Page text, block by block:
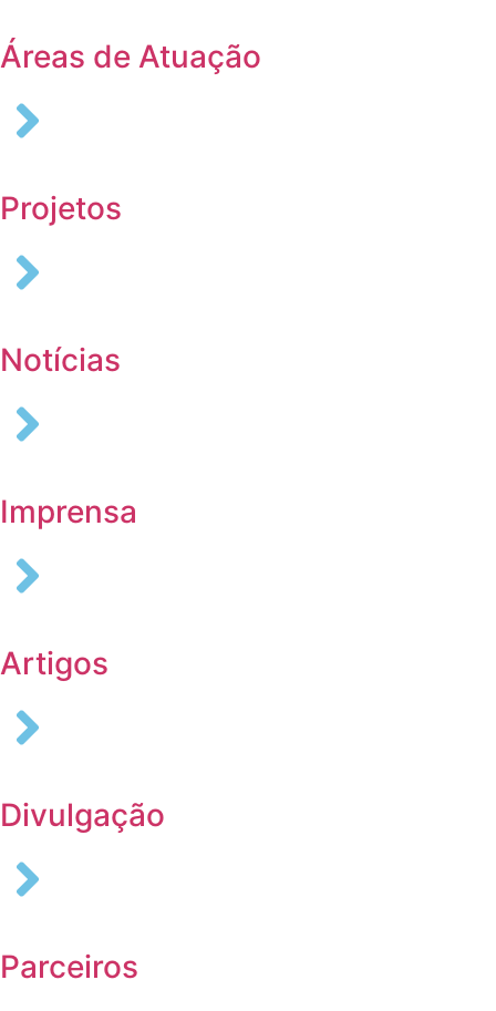
Áreas de Atuação
Projetos
Notícias
Imprensa
Artigos
Divulgação
Parceiros